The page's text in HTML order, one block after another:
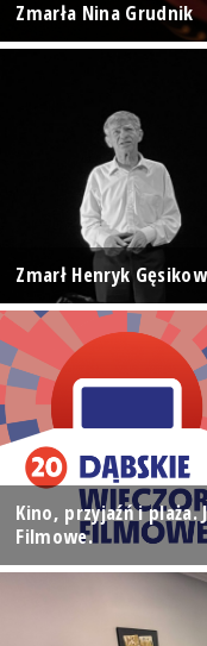
Zmarła Nina Grudnik
Zmarł Henryk
Kino, przyjaźń i plaża.
Filmowe.